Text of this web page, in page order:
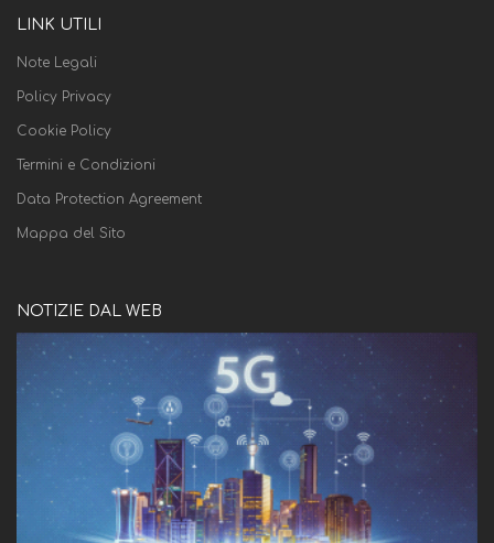
LINK UTILI
Note Legali
Policy Privacy
Cookie Policy
Termini e Condizioni
Data Protection Agreement
Mappa del Sito
NOTIZIE DAL WEB